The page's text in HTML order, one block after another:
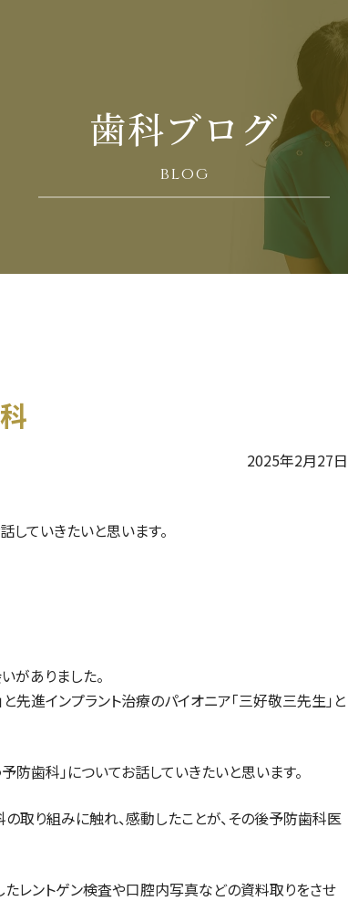
歯科ブログ
blog
2025年2月27日
していきたいと思います。
がありました。
先進インプラント治療のパイオニア「三好敬三先生」と
防歯科」についてお話していきたいと思います。
取り組みに触れ、感動したことが、その後予防歯科医
レントゲン検査や口腔内写真などの資料取りをさせ